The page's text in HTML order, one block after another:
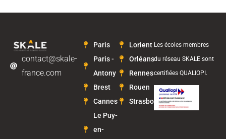
contact@skale-
france.com
Paris
Paris -
Antony
Brest
Cannes
Le Puy-
en-
Lorient
Orléans
Rennes
Rouen
Strasbourg
Les écoles membres
du réseau SKALE sont
certifiées QUALIOPI.